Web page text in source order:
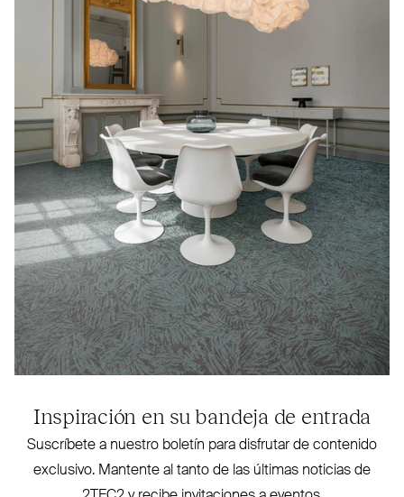
Inspiración en su bandeja de entrada
Sus­críbete a nuestro boletín para disfrutar de contenido
exclusivo. Mantente al tanto de las últimas noticias de